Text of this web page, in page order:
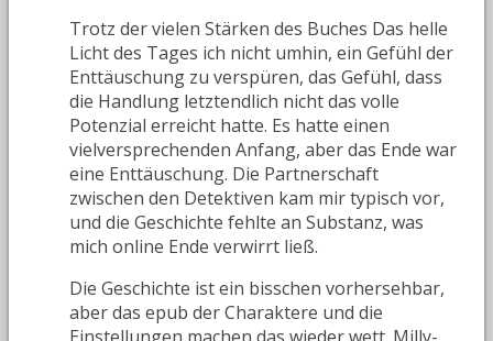
Trotz der vielen Stärken des Buches Das helle
Licht des Tages ich nicht umhin, ein Gefühl der
Enttäuschung zu verspüren, das Gefühl, dass
die Handlung letztendlich nicht das volle
Potenzial erreicht hatte. Es hatte einen
vielversprechenden Anfang, aber das Ende war
eine Enttäuschung. Die Partnerschaft
zwischen den Detektiven kam mir typisch vor,
und die Geschichte fehlte an Substanz, was
mich online Ende verwirrt ließ.
Die Geschichte ist ein bisschen vorhersehbar,
aber das epub der Charaktere und die